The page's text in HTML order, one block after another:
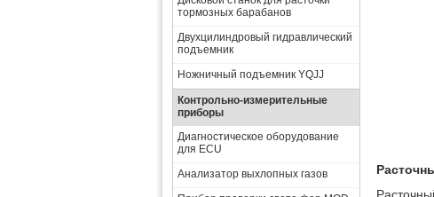
тормозных барабанов
Двухцилиндровый гидравлический
подъемник
Ножничный подъемник YQJJ
Контрольно-измерительные
приборы
Диагностическое оборудование
для ECU
Анализатор выхлопных газов